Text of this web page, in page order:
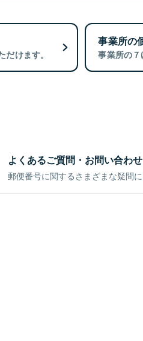
けます。
事業所の
事業所の７
よくあるご質問・お問い合わせ
郵便番号に関するさまざまな疑問に